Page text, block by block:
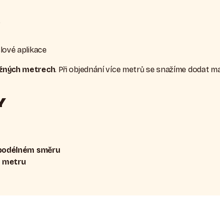
aplikace
metrech. Při objednání více metrů se snažíme dodat
směru
metru